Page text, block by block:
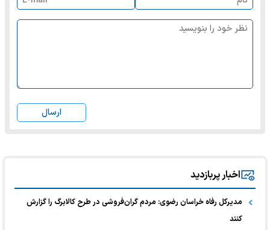
ارسال
اخبار پربازدید
مدیرکل رفاه خراسان رضوی: مردم گران‌فروشی در طرح کالابرگ را گزارش
کنند